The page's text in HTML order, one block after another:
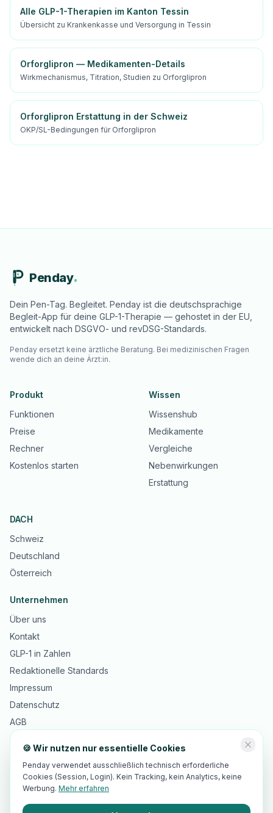
Alle GLP-1-Therapien im Kanton Tessin
Übersicht zu Krankenkasse und Versorgung in Tessin
Orforglipron — Medikamenten-Details
Wirkmechanismus, Titration, Studien zu Orforglipron
Orforglipron Erstattung in der Schweiz
OKP/SL-Bedingungen für Orforglipron
Penday
Dein Pen-Tag. Begleitet. Penday ist die deutschsprachige
Begleit-App für deine GLP-1-Therapie — gehostet in der EU,
entwickelt nach DSGVO- und revDSG-Standards.
Penday ersetzt keine ärztliche Beratung. Bei medizinischen Fragen
wende dich an deine Ärzt:in.
Produkt
Funktionen
Preise
Rechner
Kostenlos starten
Wissen
Wissenshub
Medikamente
Vergleiche
Nebenwirkungen
Erstattung
DACH
Schweiz
Deutschland
Österreich
Unternehmen
Über uns
Kontakt
GLP-1 in Zahlen
Redaktionelle Standards
Impressum
Datenschutz
AGB
2026Innopulse Consulting GmbH · Gotthardstrasse 30, 6300 Zug,
Schweiz · Penday ist eine beim IGE eingetragene Marke
Standards
🍪 Wir nutzen nur essentielle Cookies
Penday verwendet ausschließlich technisch erforderliche
Cookies (Session, Login). Kein Tracking, kein Analytics, keine
Werbung. Mehr erfahren